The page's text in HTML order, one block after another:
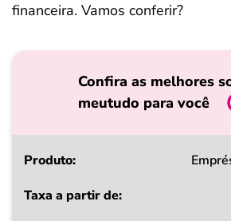
financeira. Vamos conferir?
Confira as melhores
meutudo para você
Produto